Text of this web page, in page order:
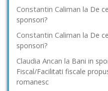
Constantin Caliman la De
sponsori?
Constantin Caliman la De
sponsori?
Claudia Ancan la Bani in
Fiscal/Facilitati fiscale
romanesc